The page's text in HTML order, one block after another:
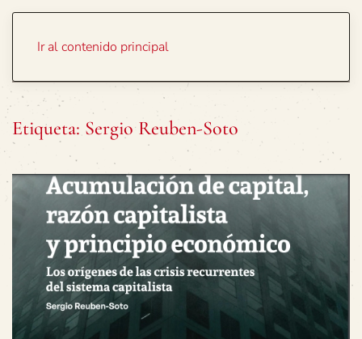
Ir al contenido principal
Etiqueta: Sergio Reuben-Soto